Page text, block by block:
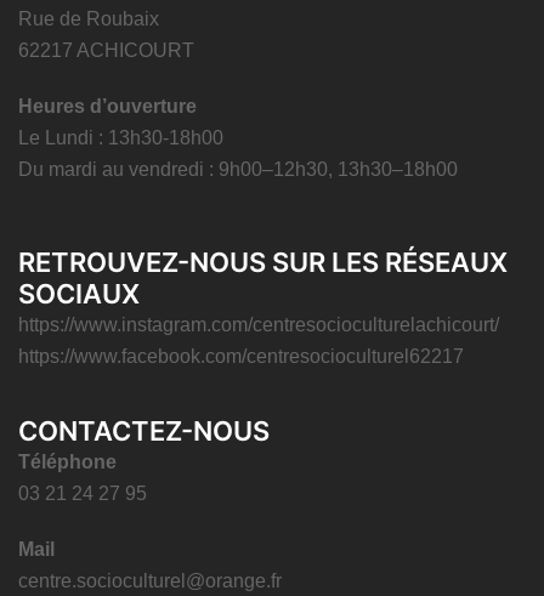
Rue de Roubaix
62217 ACHICOURT
Heures d’ouverture
Le Lundi : 13h30-18h00
Du mardi au vendredi : 9h00–12h30, 13h30–18h00
RETROUVEZ-NOUS SUR LES RÉSEAUX
SOCIAUX
https://www.instagram.com/centresocioculturelachicourt/
https://www.facebook.com/centresocioculturel62217
CONTACTEZ-NOUS
Téléphone
03 21 24 27 95
Mail
centre.socioculturel@orange.fr